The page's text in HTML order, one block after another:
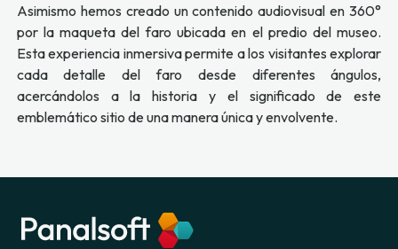
Asimismo hemos creado un contenido audiovisual en 360°
por la maqueta del faro ubicada en el predio del museo.
Esta experiencia inmersiva permite a los visitantes explorar
cada detalle del faro desde diferentes ángulos,
acercándolos a la historia y el significado de este
emblemático sitio de una manera única y envolvente.